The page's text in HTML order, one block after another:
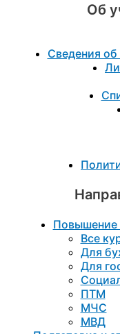
Об
Сведения об
Повышение
Все
Для
Для
ПТМ
МЧС
МВД